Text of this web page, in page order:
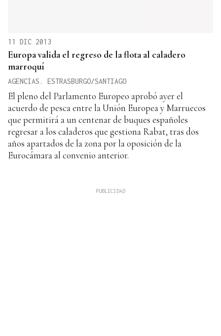
11 DIC 2013
Europa valida el regreso de la flota al caladero
marroquí
AGENCIAS. ESTRASBURGO/SANTIAGO
El pleno del Parlamento Europeo aprobó ayer el
acuerdo de pesca entre la Unión Europea y Marruecos
que permitirá a un centenar de buques españoles
regresar a los caladeros que gestiona Rabat, tras dos
años apartados de la zona por la oposición de la
Eurocámara al convenio anterior.